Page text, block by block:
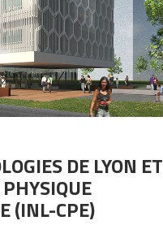
DE LYON ET
(INL-CPE)